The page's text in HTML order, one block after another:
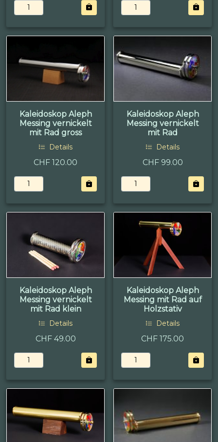
Kaleidoskop Aleph
Messing vernickelt
mit Rad gross
Details
CHF 120.00
Kaleidoskop Aleph
Messing vernickelt
mit Rad
Details
CHF 99.00
Kaleidoskop Aleph
Messing vernickelt
mit Rad klein
Details
CHF 49.00
Kaleidoskop Aleph
Messing mit Rad auf
Holzstativ
Details
CHF 175.00